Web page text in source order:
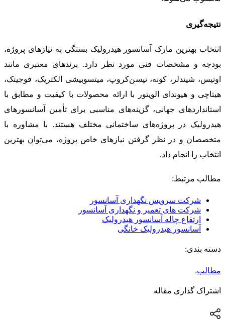
نتیجه‌گیری
انتخاب بهترین مارک آسانسور هیدرولیک بستگی به نیازهای پروژه،
بودجه و مشخصات فنی مورد نظر دارد. برندهای معتبری مانند
اوتیس، شیندلر، کونه، تیسن‌کروپ، میتسوبیشی الکتریک، فوجیتک،
هیتاچی و هیوندای الویتور با ارائه محصولات با کیفیت و مطابق با
استانداردهای جهانی، گزینه‌های مناسبی برای تأمین آسانسورهای
هیدرولیک در پروژه‌های ساختمانی مختلف هستند. با مشاوره با
متخصصان و در نظر گرفتن نیازهای خاص پروژه، می‌توان بهترین
انتخاب را انجام داد.
مطالب مرتبط:
شرکت سرویس نگهداری آسانسور
شرکت های تعمیر و نگهداری آسانسور
ارتفاع چاله آسانسور هیدرولیک
آسانسور هیدرولیک خانگی
دسته بندی:
مطالب،
اشتراک گذاری مقاله